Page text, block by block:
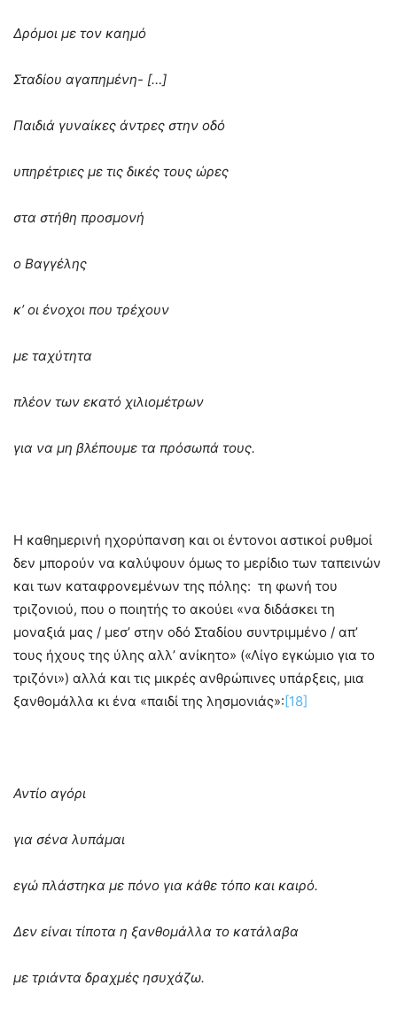
Δρόμοι με τον καημό
Σταδίου αγαπημένη- […]
Παιδιά γυναίκες άντρες στην οδό
υπηρέτριες με τις δικές τους ώρες
στα στήθη προσμονή
ο Βαγγέλης
κ’ οι ένοχοι που τρέχουν
με ταχύτητα
πλέον των εκατό χιλιομέτρων
για να μη βλέπουμε τα πρόσωπά τους.
Η καθημερινή ηχορύπανση και οι έντονοι αστικοί ρυθμοί
δεν μπορούν να καλύψουν όμως το μερίδιο των ταπεινών
και των καταφρονεμένων της πόλης: τη φωνή του
τριζονιού, που ο ποιητής το ακούει «να διδάσκει τη
μοναξιά μας / μεσ’ στην οδό Σταδίου συντριμμένο / απ’
τους ήχους της ύλης αλλ’ ανίκητο» («Λίγο εγκώμιο για το
τριζόνι») αλλά και τις μικρές ανθρώπινες υπάρξεις, μια
ξανθομάλλα κι ένα «παιδί της λησμονιάς»: [18]
Αντίο αγόρι
για σένα λυπάμαι
εγώ πλάστηκα με πόνο για κάθε τόπο και καιρό.
Δεν είναι τίποτα η ξανθομάλλα το κατάλαβα
με τριάντα δραχμές ησυχάζω.